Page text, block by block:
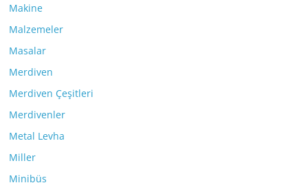
Makine
Malzemeler
Masalar
Merdiven
Merdiven Çeşitleri
Merdivenler
Metal Levha
Miller
Minibüs